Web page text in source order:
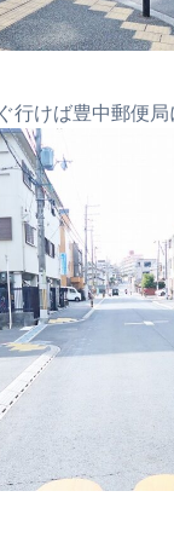
行けば豊中郵便局